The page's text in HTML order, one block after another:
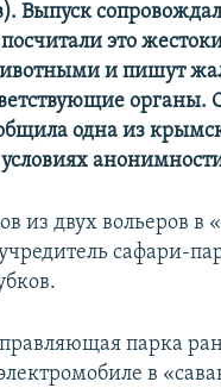
Выпуск
это
и пишут
органы.
одна из
из двух вольеров в
сафари-
парка
в